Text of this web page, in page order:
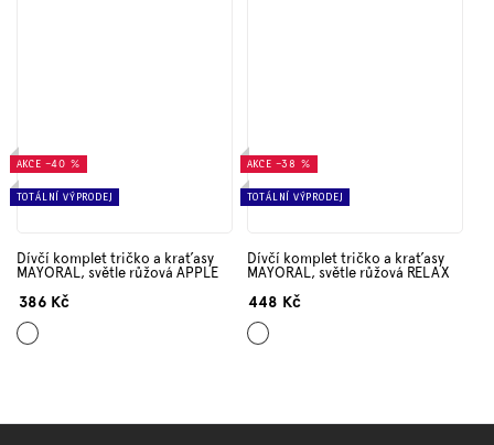
AKCE –40 %
TOTÁLNÍ VÝPRODEJ
Dívčí komplet tričko a kraťasy
MAYORAL, světle růžová APPLE
386 Kč
Růžová
AKCE –38 %
TOTÁLNÍ VÝPRODEJ
Dívčí komplet tričko a kraťasy
MAYORAL, světle růžová RELAX
448 Kč
Růžová